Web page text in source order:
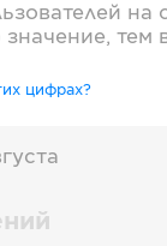
на
значение, тем
цифрах?